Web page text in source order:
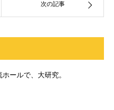
次の記事
ールで、大研究。